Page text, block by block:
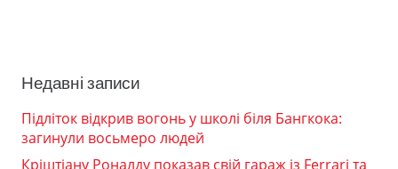
Недавні записи
Підліток відкрив вогонь у школі біля Бангкока:
загинули восьмеро людей
Кріштіану Роналду показав свій гараж із Ferrari та